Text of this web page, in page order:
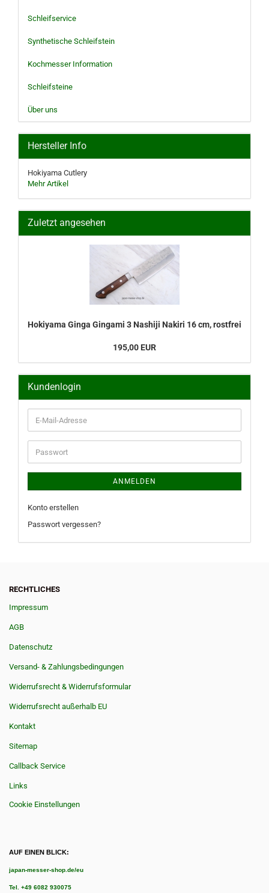
Schleifservice
Synthetische Schleifstein
Kochmesser Information
Schleifsteine
Über uns
Hersteller Info
Hokiyama Cutlery
Mehr Artikel
Zuletzt angesehen
Hokiyama Ginga Gingami 3 Nashiji Nakiri 16 cm, rostfrei
195,00 EUR
Kundenlogin
E-
Mail-
Adresse
Passwort
ANMELDEN
Konto erstellen
Passwort vergessen?
RECHTLICHES
Impressum
AGB
Datenschutz
Versand- & Zahlungsbedingungen
Widerrufsrecht & Widerrufsformular
Widerrufsrecht außerhalb EU
Kontakt
Sitemap
Callback Service
Links
Cookie Einstellungen
AUF EINEN BLICK:
japan-messer-shop.de/eu
Tel. +49 6082 930075